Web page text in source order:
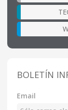
BOLETÍN
Email